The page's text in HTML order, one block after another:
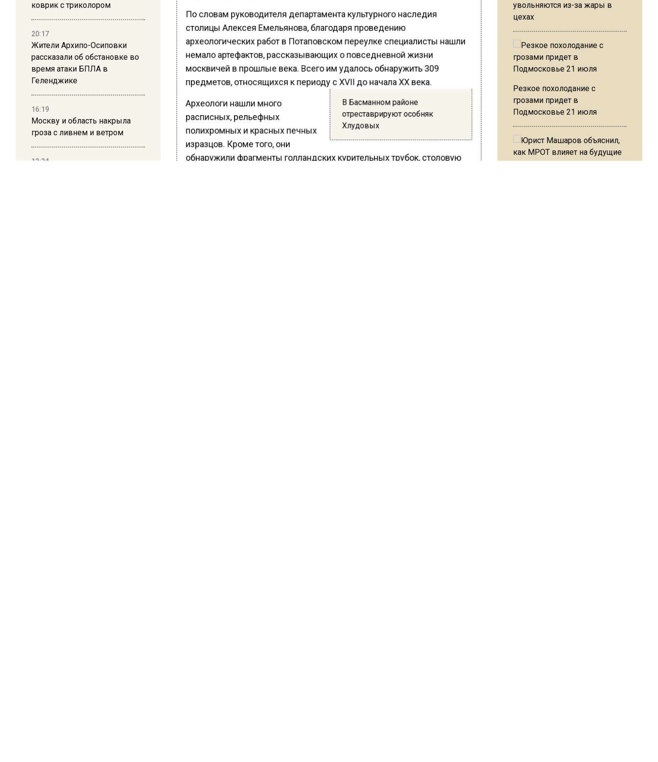
коврик с триколором
20:17
Жители Архипо-Осиповки
рассказали об обстановке во
время атаки БПЛА в
Геленджике
16:19
Москву и область накрыла
гроза с ливнем и ветром
12:24
По словам руководителя департамента культурного наследия
столицы Алексея Емельянова, благодаря проведению
археологических работ в Потаповском переулке специалисты нашли
немало артефактов, рассказывающих о повседневной жизни
москвичей в прошлые века. Всего им удалось обнаружить 309
предметов, относящихся к периоду с XVII до начала XX века.
В Басманном районе
отреставрируют особняк
Хлудовых
Археологи нашли много
расписных, рельефных
полихромных и красных печных
изразцов. Кроме того, они
обнаружили фрагменты голландских курительных трубок, столовую
увольняются из-за жары в
цехах
Резкое похолодание с
грозами придет в
Подмосковье 21 июля